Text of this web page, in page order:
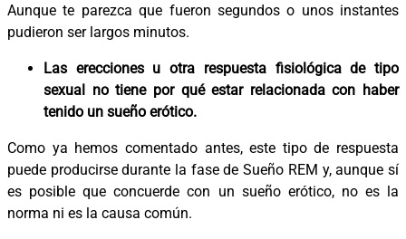
Aunque te parezca que fueron segundos o unos instantes
pudieron ser largos minutos.
Las erecciones u otra respuesta fisiológica de tipo
sexual no tiene por qué estar relacionada con haber
tenido un sueño erótico.
Como ya hemos comentado antes, este tipo de respuesta
puede producirse durante la fase de Sueño REM y, aunque sí
es posible que concuerde con un sueño erótico, no es la
norma ni es la causa común.